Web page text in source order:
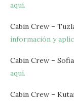
aquí.
Cabin Crew –
información y
Cabin Crew –
aquí.
Cabin Crew –